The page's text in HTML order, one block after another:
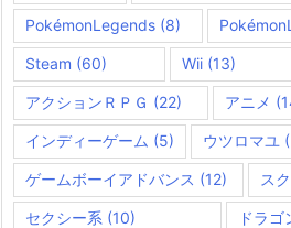
PokémonLegends (8)
Steam (60) Wii(13)
アクションＲＰＧ (22) アニメ
インディーゲーム (5) ウツロマユ
ゲームボーイアドバンス (12) ス
セクシー系 (10) ドラゴ